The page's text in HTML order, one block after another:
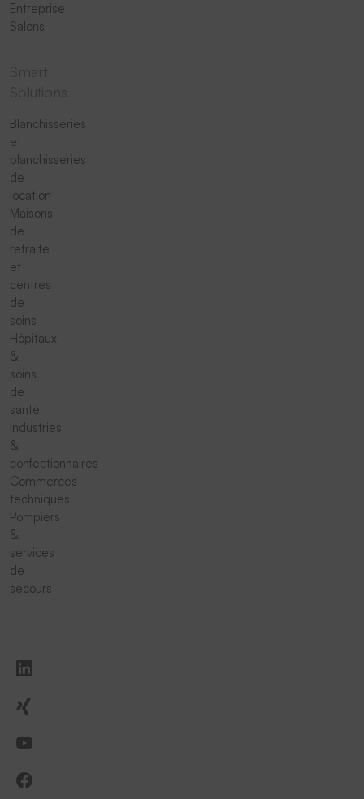
Entreprise
Salons
Blanchisseries
et
blanchisseries
de
location
Maisons
de
retraite
et
centres
de
soins
Hôpitaux
&
soins
de
santé
Industries
&
confectionnaires
Commerces
techniques
Pompiers
&
services
de
secours